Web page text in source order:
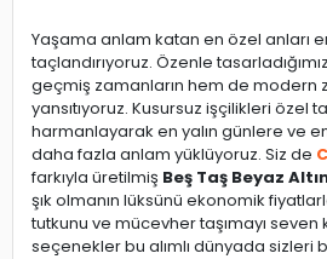
Yaşama anlam katan en özel anları
taçlandırıyoruz. Özenle
geçmiş zamanların hem de modern
yansıtıyoruz. Kusursuz işçilikleri özel
harmanlayarak en yalın günlere ve
daha fazla anlam yüklüyoruz. Siz de
farkıyla üretilmiş Beş Taş Beyaz
şık olmanın lüksünü ekonomik
tutkunu ve mücevher taşımayı seven
seçenekler bu alımlı dünyada sizleri